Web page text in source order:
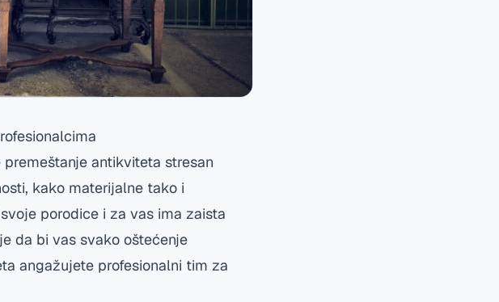
antikviteta stresan
kako materijalne tako i
porodice i za vas ima zaista
da bi vas svako oštećenje
angažujete profesionalni tim za